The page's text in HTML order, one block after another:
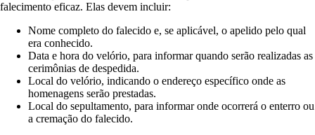
falecimento eficaz. Elas devem incluir:
Nome completo do falecido e, se aplicável, o apelido pelo qual
era conhecido.
Data e hora do velório, para informar quando serão realizadas as
cerimônias de despedida.
Local do velório, indicando o endereço específico onde as
homenagens serão prestadas.
Local do sepultamento, para informar onde ocorrerá o enterro ou
a cremação do falecido.